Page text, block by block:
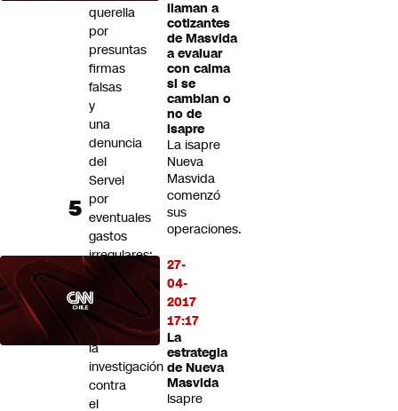
llaman a
cotizantes
de Masvida
a evaluar
con calma
si se
cambian o
no de
isapre
La isapre
Nueva
Masvida
comenzó
sus
operaciones.
27-
04-
2017
17:17
La
estrategia
de Nueva
Masvida
Isapre
querella
por
presuntas
firmas
falsas
y
una
denuncia
del
Servel
por
eventuales
gastos
irregulares:
Esto
se
sabe
de
la
investigación
contra
el